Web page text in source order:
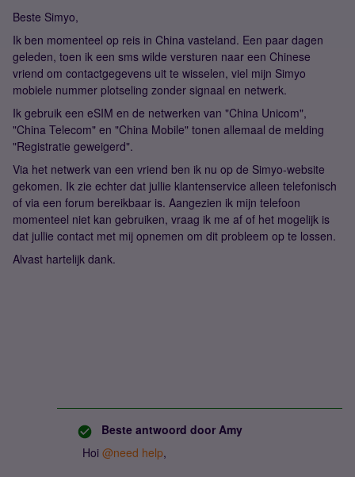
Beste Simyo,
Ik ben momenteel op reis in China vasteland. Een paar dagen
geleden, toen ik een sms wilde versturen naar een Chinese
vriend om contactgegevens uit te wisselen, viel mijn Simyo
mobiele nummer plotseling zonder signaal en netwerk.
Ik gebruik een eSIM en de netwerken van "China Unicom",
"China Telecom" en "China Mobile" tonen allemaal de melding
"Registratie geweigerd".
Via het netwerk van een vriend ben ik nu op de Simyo-website
gekomen. Ik zie echter dat jullie klantenservice alleen telefonisch
of via een forum bereikbaar is. Aangezien ik mijn telefoon
momenteel niet kan gebruiken, vraag ik me af of het mogelijk is
dat jullie contact met mij opnemen om dit probleem op te lossen.
Alvast hartelijk dank.
Beste antwoord door Amy
Hoi ​ @need help,